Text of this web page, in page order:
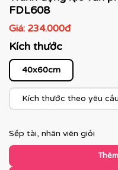
FDL608
Giá: 234.000đ
Kích thước
40x60cm
Kích thước theo yêu cầu
Sếp tài, nhân viên giỏi